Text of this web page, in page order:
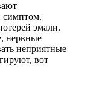
симптом.
эмали.
нервные
неприятные
вот